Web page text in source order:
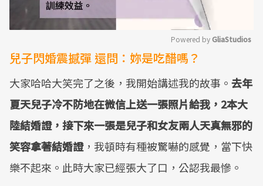
Powered by GliaStudios
兒子閃婚震撼彈 還問：妳是吃醋嗎？
大家哈哈大笑完了之後，我開始講述我的故事。 去年
夏天兒子冷不防地在微信上送一張照片給我，2本大
陸結婚證，接下來一張是兒子和女友兩人天真無邪的
笑容拿著結婚證，我頓時有種被驚嚇的感覺，當下快
樂不起來。此時大家已經張大了口，公認我最慘。